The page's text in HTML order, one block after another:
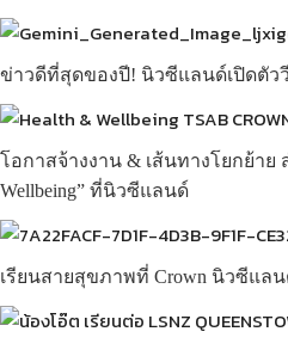
ข่าวดีที่สุดของปี! นิวซีแลนด์เปิดตัว
โอกาสจ้างงาน & เส้นทางโยกย้าย
Wellbeing” ที่นิวซีแลนด์
เรียนสายสุขภาพที่ Crown นิวซีแล